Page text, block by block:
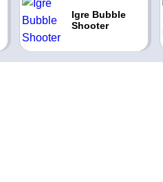
Igre Bubble
Shooter